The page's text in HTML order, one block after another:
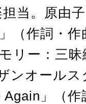
当。原由
（作詞・
リー：三
ンオールス
Again」（